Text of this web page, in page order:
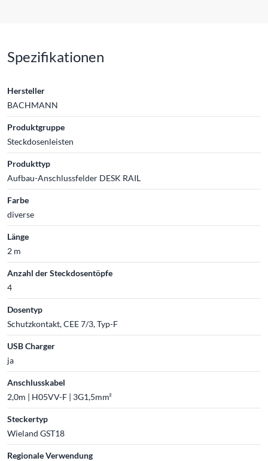
Spezifikationen
Hersteller
BACHMANN
Produktgruppe
Steckdosenleisten
Produkttyp
Aufbau-Anschlussfelder DESK RAIL
Farbe
diverse
Länge
2 m
Anzahl der Steckdosentöpfe
4
Dosentyp
Schutzkontakt, CEE 7/3, Typ-F
USB Charger
ja
Anschlusskabel
2,0m | H05VV-F | 3G1,5mm²
Steckertyp
Wieland GST18
Regionale Verwendung